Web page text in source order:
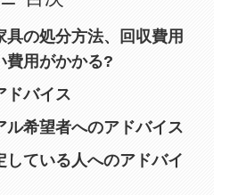
具の処分方法、回収費用
費用がかかる?
ドバイス
ル希望者へのアドバイス
している人へのアドバイ